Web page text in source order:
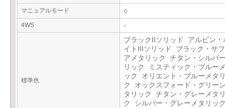
マニュアルモード ○
4WS -
標準色
ブラックIIソリッド アルピン・
イトIIIソリッド ブラック・サ
アメタリック チタン・シルバ
リック ミスティック・ブルー
ック オリエント・ブルーメタ
ク オックスフォード・グリー
タリック チタン・グレーメタ
ク シルバー・グレーメタリッ